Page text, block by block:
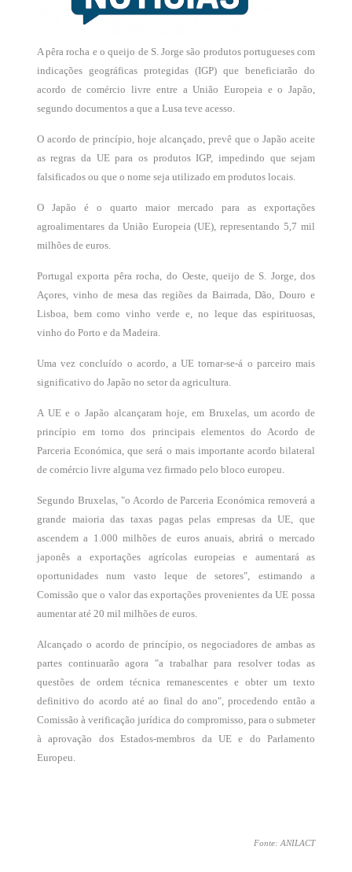
A pêra rocha e o queijo de S. Jorge são produtos portugueses com
indicações geográficas protegidas (IGP) que beneficiarão do
acordo de comércio livre entre a União Europeia e o Japão,
segundo documentos a que a Lusa teve acesso.
O acordo de princípio, hoje alcançado, prevê que o Japão aceite
as regras da UE para os produtos IGP, impedindo que sejam
falsificados ou que o nome seja utilizado em produtos locais.
O Japão é o quarto maior mercado para as exportações
agroalimentares da União Europeia (UE), representando 5,7 mil
milhões de euros.
Portugal exporta pêra rocha, do Oeste, queijo de S. Jorge, dos
Açores, vinho de mesa das regiões da Bairrada, Dão, Douro e
Lisboa, bem como vinho verde e, no leque das espirituosas,
vinho do Porto e da Madeira.
Uma vez concluído o acordo, a UE tornar-se-á o parceiro mais
significativo do Japão no setor da agricultura.
A UE e o Japão alcançaram hoje, em Bruxelas, um acordo de
princípio em torno dos principais elementos do Acordo de
Parceria Económica, que será o mais importante acordo bilateral
de comércio livre alguma vez firmado pelo bloco europeu.
Segundo Bruxelas, "o Acordo de Parceria Económica removerá a
grande maioria das taxas pagas pelas empresas da UE, que
ascendem a 1.000 milhões de euros anuais, abrirá o mercado
japonês a exportações agrícolas europeias e aumentará as
oportunidades num vasto leque de setores", estimando a
Comissão que o valor das exportações provenientes da UE possa
aumentar até 20 mil milhões de euros.
Alcançado o acordo de princípio, os negociadores de ambas as
partes continuarão agora "a trabalhar para resolver todas as
questões de ordem técnica remanescentes e obter um texto
definitivo do acordo até ao final do ano", procedendo então a
Comissão à verificação jurídica do compromisso, para o submeter
à aprovação dos Estados-membros da UE e do Parlamento
Europeu.
Fonte: ANILACT